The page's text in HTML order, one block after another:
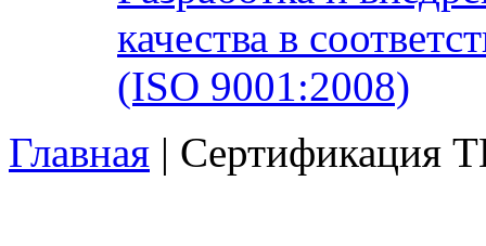
качества в
(ISO 9001:2008)
Главная | Сертификация